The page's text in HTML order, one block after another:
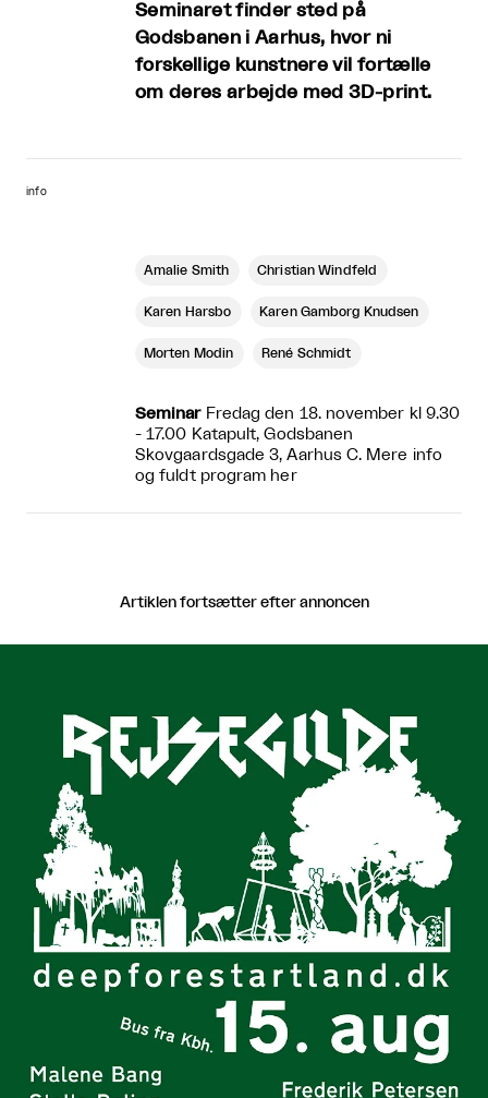
Seminaret finder sted på
Godsbanen i Aarhus, hvor ni
forskellige kunstnere vil fortælle
om deres arbejde med 3D-print.
info
Amalie Smith Christian Windfeld
Karen Harsbo Karen Gamborg Knudsen
Morten Modin René Schmidt
SeminarFredag den 18. november kl 9.30
- 17.00 Katapult, Godsbanen
Skovgaardsgade 3, Aarhus C. Mere info
og fuldt program her
Artiklen fortsætter efter annoncen